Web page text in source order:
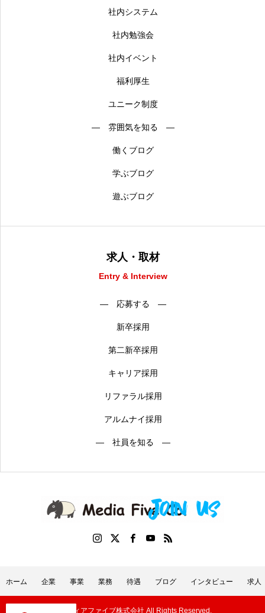
社内システム
社内勉強会
社内イベント
福利厚生
ユニーク制度
― 雰囲気を知る ―
働くブログ
学ぶブログ
遊ぶブログ
求人・取材
Entry & Interview
― 応募する ―
新卒採用
第二新卒採用
キャリア採用
リファラル採用
アルムナイ採用
― 社員を知る ―
ホーム 企業 事業 業務 待遇 ブログ インタビュー 求人
©メディアファイブ株式会社 All Rights Reserved.